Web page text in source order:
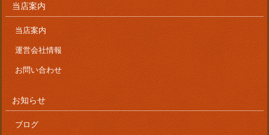
当店案内
当店案内
運営会社情報
お問い合わせ
お知らせ
ブログ